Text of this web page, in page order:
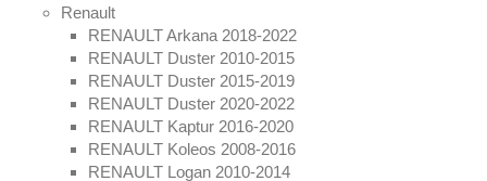
Renault
RENAULT Arkana 2018-2022
RENAULT Duster 2010-2015
RENAULT Duster 2015-2019
RENAULT Duster 2020-2022
RENAULT Kaptur 2016-2020
RENAULT Koleos 2008-2016
RENAULT Logan 2010-2014